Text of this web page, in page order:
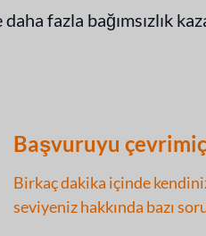
fazla bağımsızlık
Başvuruyu
Birkaç dakika içinde
seviyeniz hakkında bazı